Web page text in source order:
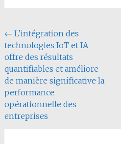
Navigation
de
l'article
← L’intégration des
technologies IoT et IA
offre des résultats
quantifiables et améliore
de manière significative la
performance
opérationnelle des
entreprises